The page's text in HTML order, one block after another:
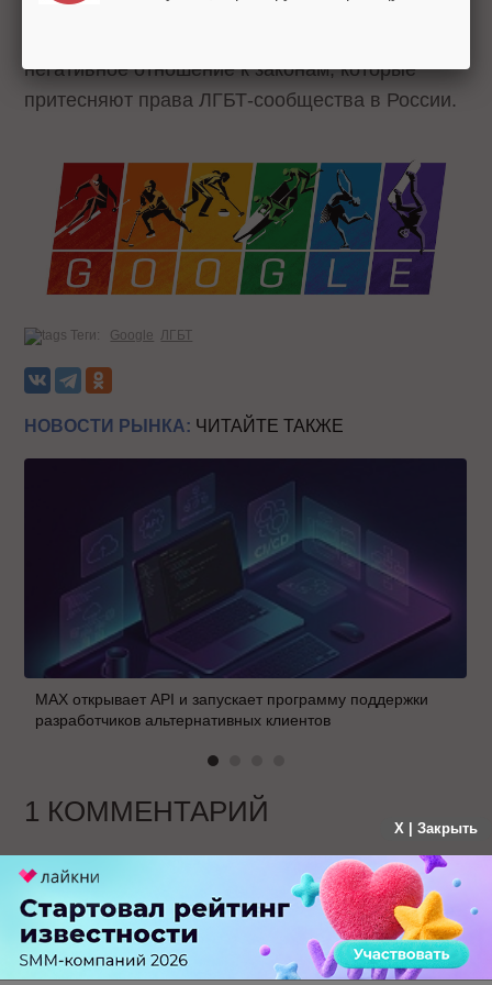
Олимпийских игр в Сочи в 2014 году компания
негативное отношение к законам, которые
притесняют права ЛГБТ-сообщества в России.
Теги: Google ЛГБТ
НОВОСТИ РЫНКА: ЧИТАЙТЕ ТАКЖЕ
MAX открывает API и запускает программу поддержки
разработчиков альтернативных клиентов
1 КОММЕНТАРИЙ
больше года назад
Если людям это нравиться да пусть любят
друг друга
X | Закрыть